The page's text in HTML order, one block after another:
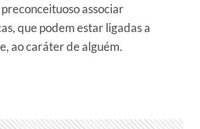
preconceituoso associar
que podem estar ligadas a
ao caráter de alguém.